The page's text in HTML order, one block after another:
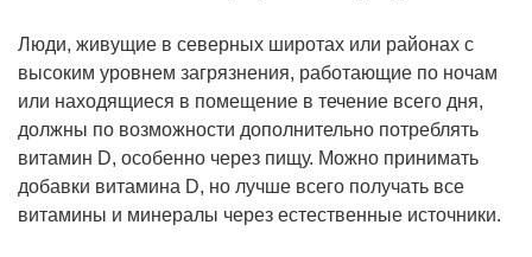
Люди, живущие в северных широтах или районах с
высоким уровнем загрязнения, работающие по ночам
или находящиеся в помещение в течение всего дня,
должны по возможности дополнительно потреблять
витамин D, особенно через пищу. Можно принимать
добавки витамина D, но лучше всего получать все
витамины и минералы через естественные источники.